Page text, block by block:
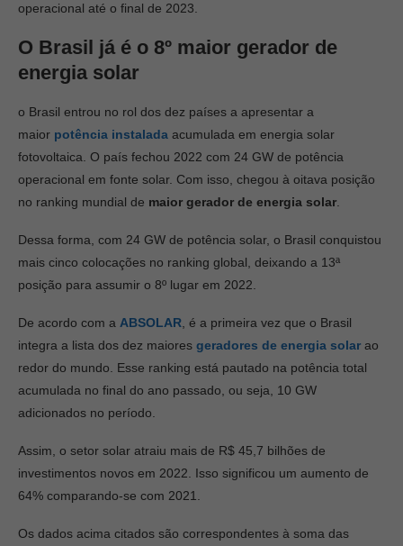
operacional até o final de 2023.
O Brasil já é o 8º maior gerador de
energia solar
o Brasil entrou no rol dos dez países a apresentar a
maior potência instalada acumulada em energia solar
fotovoltaica. O país fechou 2022 com 24 GW de potência
operacional em fonte solar. Com isso, chegou à oitava posição
no ranking mundial de maior gerador de energia solar
Dessa forma, com 24 GW de potência solar, o Brasil conquistou
mais cinco colocações no ranking global, deixando a 13ª
posição para assumir o 8º lugar em 2022.
De acordo com a ABSOLAR , é a primeira vez que o Brasil
integra a lista dos dez maiores geradores de energia solar ao
redor do mundo. Esse ranking está pautado na potência total
acumulada no final do ano passado, ou seja, 10 GW
adicionados no período.
Assim, o setor solar atraiu mais de R$ 45,7 bilhões de
investimentos novos em 2022. Isso significou um aumento de
64% comparando-se com 2021.
Os dados acima citados são correspondentes à soma das